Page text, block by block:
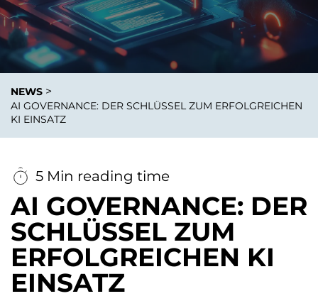
NEWS >
AI GOVERNANCE: DER SCHLÜSSEL ZUM ERFOLGREICHEN
KI EINSATZ
5 Min reading time
AI GOVERNANCE: DER
SCHLÜSSEL ZUM
ERFOLGREICHEN KI
EINSATZ